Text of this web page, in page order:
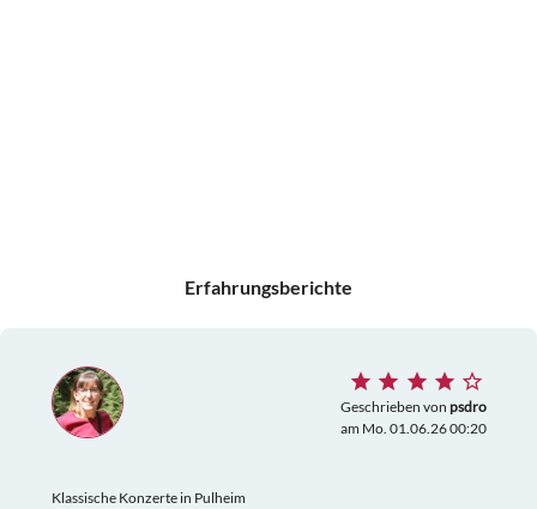
Erfahrungsberichte
Geschrieben von psdro
am Mo. 01.06.26 00:20
Klassische Konzerte in Pulheim